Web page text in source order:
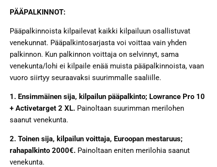
PÄÄPALKINNOT:
Pääpalkinnoista kilpailevat kaikki kilpailuun osallistuvat
venekunnat. Pääpalkintosarjasta voi voittaa vain yhden
palkinnon. Kun palkinnon voittaja on selvinnyt, sama
venekunta/lohi ei kilpaile enää muista pääpalkinnoista, vaan
vuoro siirtyy seuraavaksi suurimmalle saaliille.
1. Ensimmäinen sija, kilpailun pääpalkinto; Lowrance Pro 10
+ Activetarget 2 XL. Painoltaan suurimman merilohen
saanut venekunta.
2. Toinen sija, kilpailun voittaja, Euroopan mestaruus;
rahapalkinto 2000€. Painoltaan eniten merilohia saanut
venekunta.